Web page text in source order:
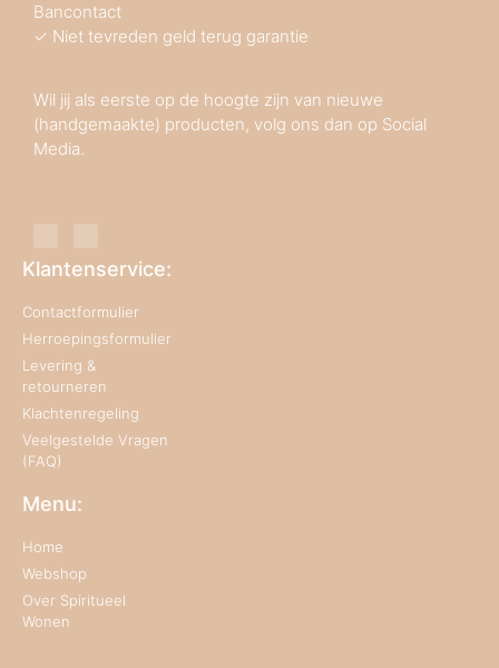
Bancontact
✓ Niet tevreden geld terug garantie
Wil jij als eerste op de hoogte zijn van nieuwe
(handgemaakte) producten, volg ons dan op Social
Media.
Klantenservice:
Contactformulier
Herroepingsformulier
Levering &
retourneren
Klachtenregeling
Veelgestelde Vragen
(FAQ)
Menu:
Home
Webshop
Over Spiritueel
Wonen